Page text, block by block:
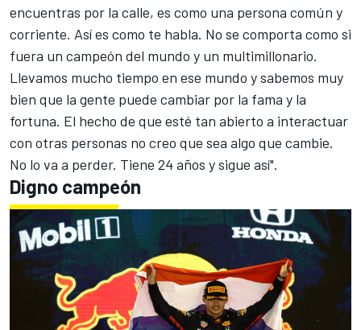
encuentras por la calle, es como una persona común y
corriente. Así es como te habla. No se comporta como si
fuera un campeón del mundo y un multimillonario.
Llevamos mucho tiempo en ese mundo y sabemos muy
bien que la gente puede cambiar por la fama y la
fortuna. El hecho de que esté tan abierto a interactuar
con otras personas no creo que sea algo que cambie.
No lo va a perder. Tiene 24 años y sigue así".
Digno campeón